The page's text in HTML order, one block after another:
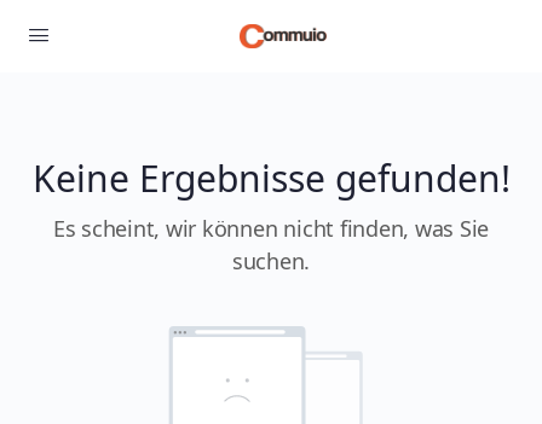
Keine Ergebnisse gefunden!
Es scheint, wir können nicht finden, was Sie
suchen.